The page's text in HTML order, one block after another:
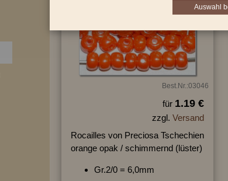
Best.Nr.:03046
für 1.19 €
zzgl. Versand
Rocailles von Preciosa Tschechien
orange opak / schimmernd (lüster)
Gr.2/0 = 6,0mm
Auswahl